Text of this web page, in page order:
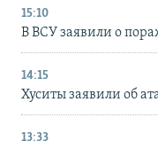
15:10
В ВСУ заявили о
14:15
Хуситы заявили об
13:33